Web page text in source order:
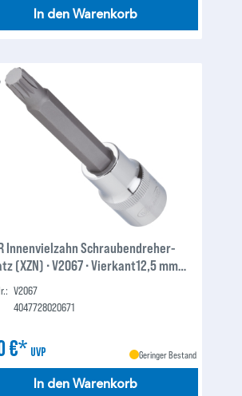
In den Warenkorb
Innenvielzahn Schraubendreher-
(XZN) ∙ V2067 ∙ Vierkant12,5 mm
∙ Innen Vielzahn Profil XZN ∙ M8
V2067
4047728020671
€* UVP Geringer Bestand
In den Warenkorb